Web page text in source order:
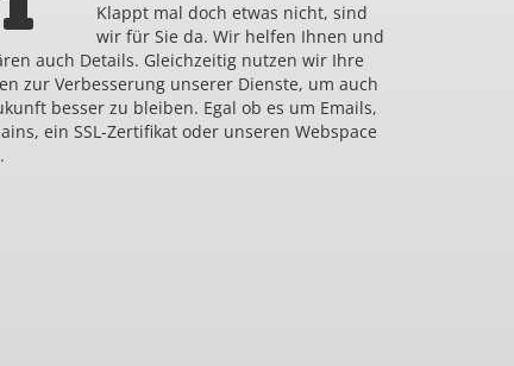
Klappt mal doch etwas nicht, sind
wir für Sie da. Wir helfen Ihnen und
auch Details. Gleichzeitig nutzen wir Ihre
zur Verbesserung unserer Dienste, um auch
besser zu bleiben. Egal ob es um Emails,
ein SSL-Zertifikat oder unseren Webspace